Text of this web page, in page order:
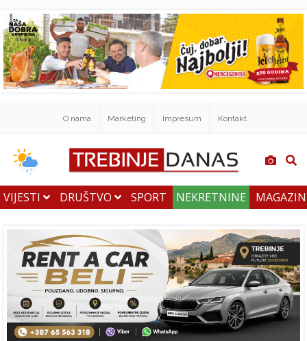
O nama Marketing Impresum Kontakt
VIJESTI DRUŠTVO SPORT NEKRETNINE